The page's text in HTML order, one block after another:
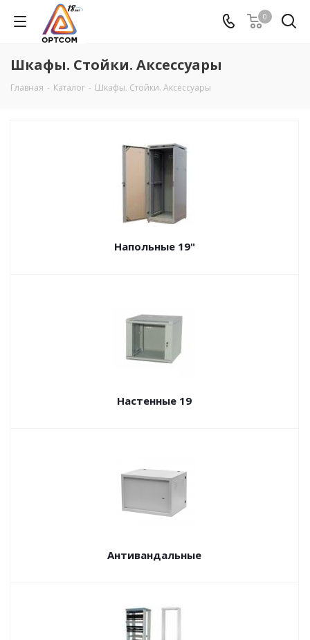
0
Шкафы. Стойки. Аксесcуары
Главная - Каталог - Шкафы. Стойки. Аксесcуары
Напольные 19"
Настенные 19
Антивандальные